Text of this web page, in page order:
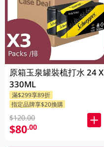
原箱玉泉罐裝梳打水 24 X
330ML
滿$299享89折
指定品牌享$20換購
$120.00
$80.00